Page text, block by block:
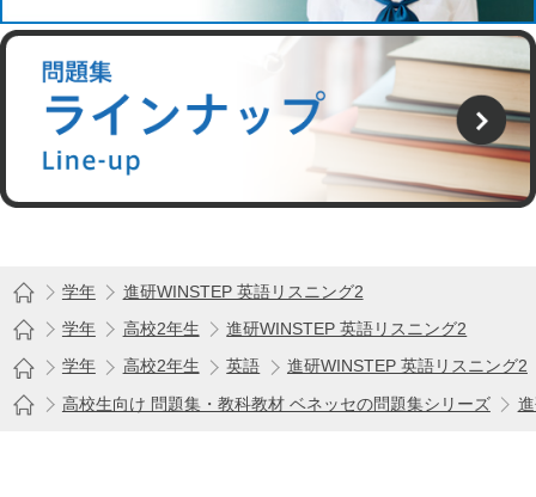
学年
進研WINSTEP 英語リスニング2
学年
高校2年生
進研WINSTEP 英語リスニング2
学年
高校2年生 英語
進研WINSTEP 英語リスニング2
高校生向け 問題集・教科教材 ベネッセの問題集シリーズ